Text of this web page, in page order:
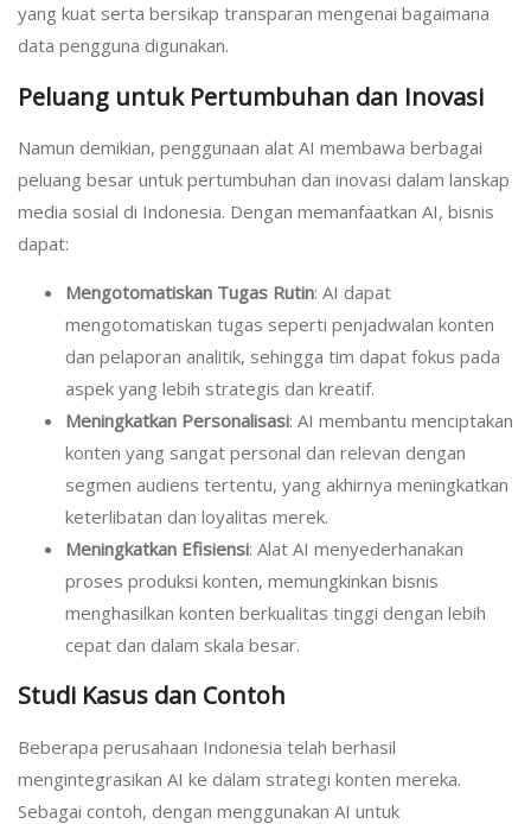
yang kuat serta bersikap transparan mengenai bagaimana
data pengguna digunakan.
Peluang untuk Pertumbuhan dan Inovasi
Namun demikian, penggunaan alat AI membawa berbagai
peluang besar untuk pertumbuhan dan inovasi dalam lanskap
media sosial di Indonesia. Dengan memanfaatkan AI, bisnis
dapat:
Mengotomatiskan Tugas Rutin: AI dapat
mengotomatiskan tugas seperti penjadwalan konten
dan pelaporan analitik, sehingga tim dapat fokus pada
aspek yang lebih strategis dan kreatif.
Meningkatkan Personalisasi: AI membantu menciptakan
konten yang sangat personal dan relevan dengan
segmen audiens tertentu, yang akhirnya meningkatkan
keterlibatan dan loyalitas merek.
Meningkatkan Efisiensi: Alat AI menyederhanakan
proses produksi konten, memungkinkan bisnis
menghasilkan konten berkualitas tinggi dengan lebih
cepat dan dalam skala besar.
Studi Kasus dan Contoh
Beberapa perusahaan Indonesia telah berhasil
mengintegrasikan AI ke dalam strategi konten mereka.
Sebagai contoh, dengan menggunakan AI untuk